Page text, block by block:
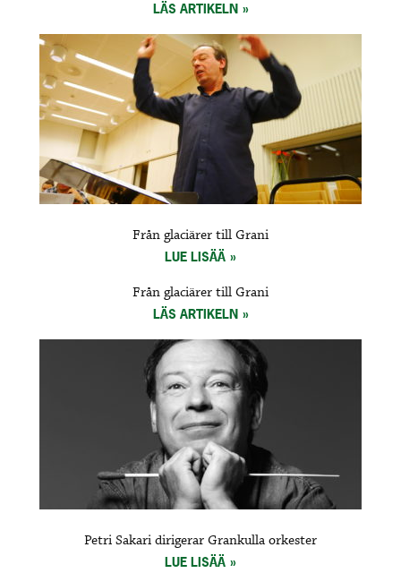
LÄS ARTIKELN
Från glaciärer till Grani
LUE LISÄÄ
Från glaciärer till Grani
LÄS ARTIKELN
Petri Sakari dirigerar Grankulla orkester
LUE LISÄÄ